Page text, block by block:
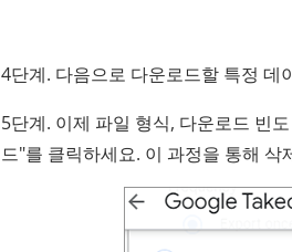
4단계. 다음으로 다운로드할 특정 데
5단계. 이제 파일 형식, 다운로드 빈
드"를 클릭하세요. 이 과정을 통해